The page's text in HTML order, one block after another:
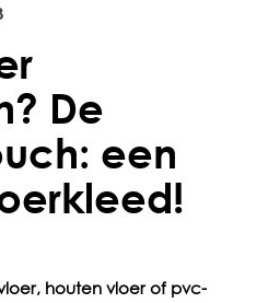
De
een
houten vloer of pvc-